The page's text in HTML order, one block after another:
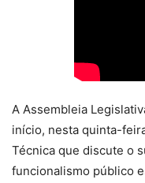
A Assembleia
início, nesta quinta-
Técnica que discute o
funcionalismo público